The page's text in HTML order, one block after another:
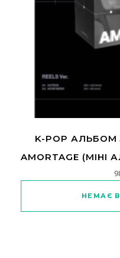
K-POP АЛЬБОМ
AMORTAGE (МІНІ
НЕМАЄ